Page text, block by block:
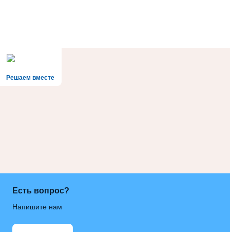
Решаем вместе
Есть вопрос?
Напишите нам